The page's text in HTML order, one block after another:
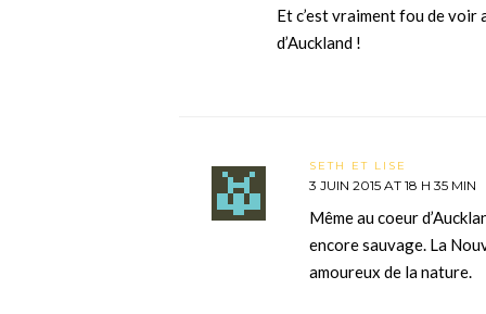
Et c’est vraiment fou de
d’Auckland !
SETH ET LISE
3 JUIN 2015 AT 18 H 35 MIN
Même au coeur
encore sauvage. La
amoureux de la nature.